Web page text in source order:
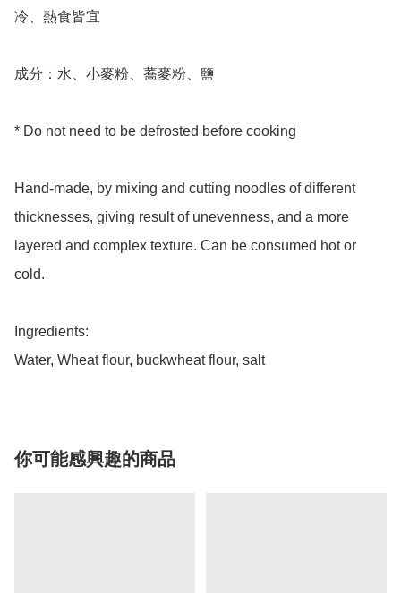
冷、熱食皆宜
成分：水、小麥粉、蕎麥粉、鹽
* Do not need to be defrosted before cooking
Hand-made, by mixing and cutting noodles of different
thicknesses, giving result of unevenness, and a more
layered and complex texture. Can be consumed hot or
cold.
Ingredients:
Water, Wheat flour, buckwheat flour, salt
你可能感興趣的商品